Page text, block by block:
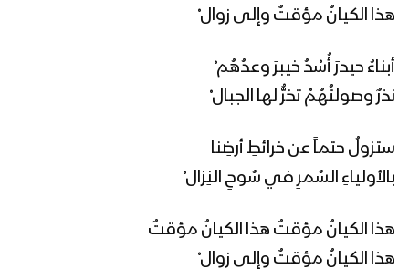
القدس موعدنا | فرقة أنصار الله – 1445هـ
كلمة السيد القائد عبدالملك بدرالدين
والمقاومة في منبر القدس 1445هـ
ميادين الجهاد حلقة بمناسبة يوم القدس
هذا الكيانُ مؤقتٌ وإلى زوال ْ
أبناءُ حيدرَ أُسْدُ خيبرَ وعدُهُم ْ
نذرٌ وصولتُهُمْ تخرُّ لها الجبال ْ
ستزولُ حتماً عن خرائطِ أرضِنا
بالأولياءِ السُمرِ في سُوحِ النِزال ْ
هذا الكيانُ مؤقتٌ هذا الكيانُ مؤقتٌ
هذا الكيانُ مؤقتٌ وإلى زوال ْ